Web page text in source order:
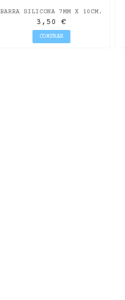
BARRA SILICONA 7MM X 10CM.
12UDS.- RECAMBIO
3,50 €
COMPRAR